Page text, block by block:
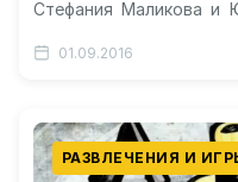
Стефания Маликова и
отношения со
01.09.2016
РАЗВЛЕЧЕНИЯ И